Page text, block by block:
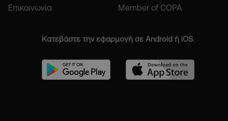
Επικοινωνία Member of COPA
Κατεβάστε την εφαρμογή σε Android ή iOS.